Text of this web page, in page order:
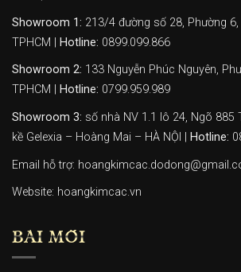
Showroom 1: 213/4 đường số 28, Phường 6,
TPHCM |
Hotline: 0899.099.866
Showroom 2: 133 Nguyễn Phúc Nguyên,
TPHCM |
Hotline: 0799.959.989
Showroom 3: số nhà NV 1.1 lô 24, Ngõ 885
kề Gelexia – Hoàng Mai – HÀ NỘI |
Hotline:
Email hỗ trợ:
Website: hoangkimcac.vn
BÀI MỚI